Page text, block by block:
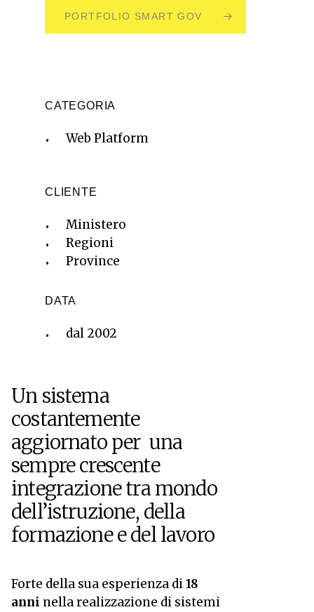
PORTFOLIO SMART GOV
CATEGORIA
Web Platform
CLIENTE
Ministero
Regioni
Province
DATA
dal 2002
Un sistema
costantemente
aggiornato per una
sempre crescente
integrazione tra mondo
dell’istruzione, della
formazione e del lavoro
Forte della sua esperienza di18
anni nella realizzazione di sistemi